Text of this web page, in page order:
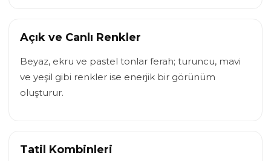
Açık ve Canlı Renkler
Beyaz, ekru ve pastel tonlar ferah; turuncu, mavi
ve yeşil gibi renkler ise enerjik bir görünüm
oluşturur.
Tatil Kombinleri